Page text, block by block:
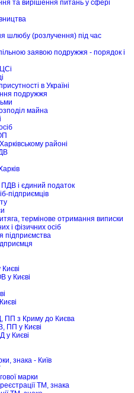
та вирішення питань у сфері
шлюбу (розлучення) під час
заявою подружжя - порядок і
в Україні
подружжя
майна
районі
і єдиний податок
підприємців
термінове отримання виписки
і фізичних осіб
підприємства
у Києві
ПП з Криму до Києва
ПП у Києві
у Києві
знака - Київ
марки
ТМ, знака